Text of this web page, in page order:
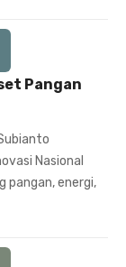
Pangan
Nasional
pangan, energi,